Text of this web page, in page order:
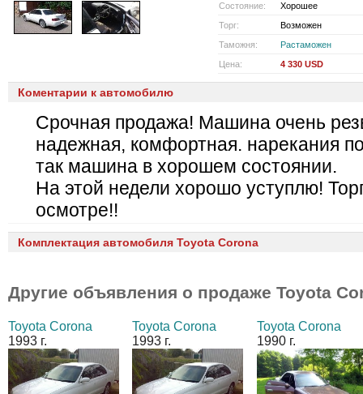
Состояние:
Хорошее
Торг:
Возможен
Таможня:
Растаможен
Цена:
4 330 USD
Коментарии к автомобилю
Срочная продажа! Машина очень
надежная, комфортная. нарекания
так машина в хорошем состоянии.
На этой недели хорошо уступлю!
осмотре!!
Комплектация автомобиля Toyota Corona
Другие объявления о продаже Toyota
Toyota Corona
1993 г.
Toyota Corona
1993 г.
Toyota Corona
1990 г.